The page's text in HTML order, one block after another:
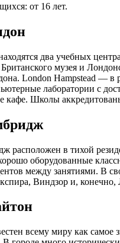
от 16 лет.
два учебных
Британского музея и
London Hampstead — в
лаборатории с
кафе. Школы
расположен в тихой
оборудованные
между занятиями. В
Виндзор и, конечно,
всему миру как